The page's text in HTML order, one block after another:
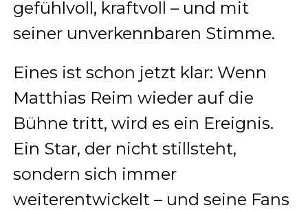
gefühlvoll, kraftvoll – und mit
seiner unverkennbaren Stimme.
Eines ist schon jetzt klar: Wenn
Matthias Reim wieder auf die
Bühne tritt, wird es ein Ereignis.
Ein Star, der nicht stillsteht,
sondern sich immer
weiterentwickelt – und seine Fans